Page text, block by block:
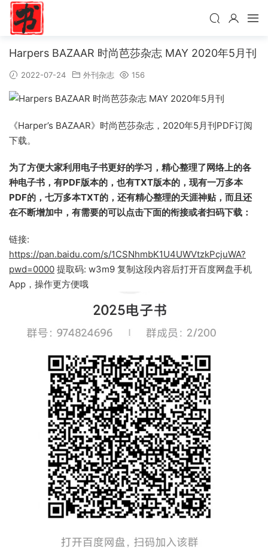
Harpers BAZAAR 时尚芭莎杂志 MAY 2020年5月刊
2022-07-24 外刊杂志 156
《Harper’s BAZAAR》时尚芭莎杂志，2020年5月刊PDF订阅
下载。
为了方便大家利用电子书更好的学习，精心整理了网络上的各
种电子书，有PDF版本的，也有TXT版本的，现有一万多本
PDF的，七万多本TXT的，还有精心整理的天涯神贴，而且还
在不断增加中，有需要的可以点击下面的衔接或者扫码下载：
链接:
https://pan.baidu.com/s/1CSNhmbK1U4UWVtzkPcjuWA?
pwd=0000 提取码: w3m9 复制这段内容后打开百度网盘手机
App，操作更方便哦